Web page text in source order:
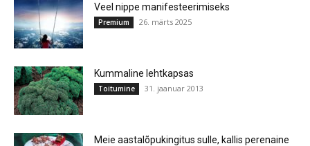
Veel nippe manifesteerimiseks
Premium 26. märts 2025
Kummaline lehtkapsas
Toitumine 31. jaanuar 2013
Meie aastalõpukingitus sulle, kallis perenaine